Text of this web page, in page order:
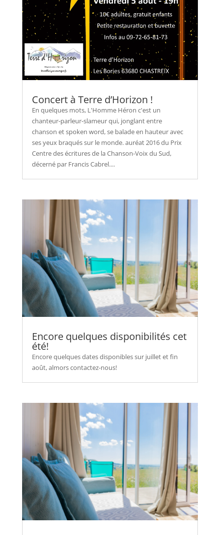
Concert à Terre d’Horizon !
En quelques mots, L'Homme Héron c'est un
chanteur-parleur-slameur qui, jonglant entre
chanson et spoken word, se balade en hauteur avec
ses yeux braqués sur le monde. auréat 2016 du Prix
Centre des écritures de la Chanson-Voix du Sud,
décerné par Francis Cabrel....
Encore quelques disponibilités cet
été!
Encore quelques dates disponibles sur juillet et fin
août, almors contactez-nous!